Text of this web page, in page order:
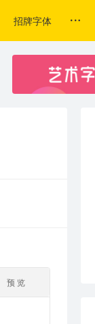
招牌字体
预 览